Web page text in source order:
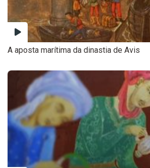
A aposta marítima da dinastia de Avis